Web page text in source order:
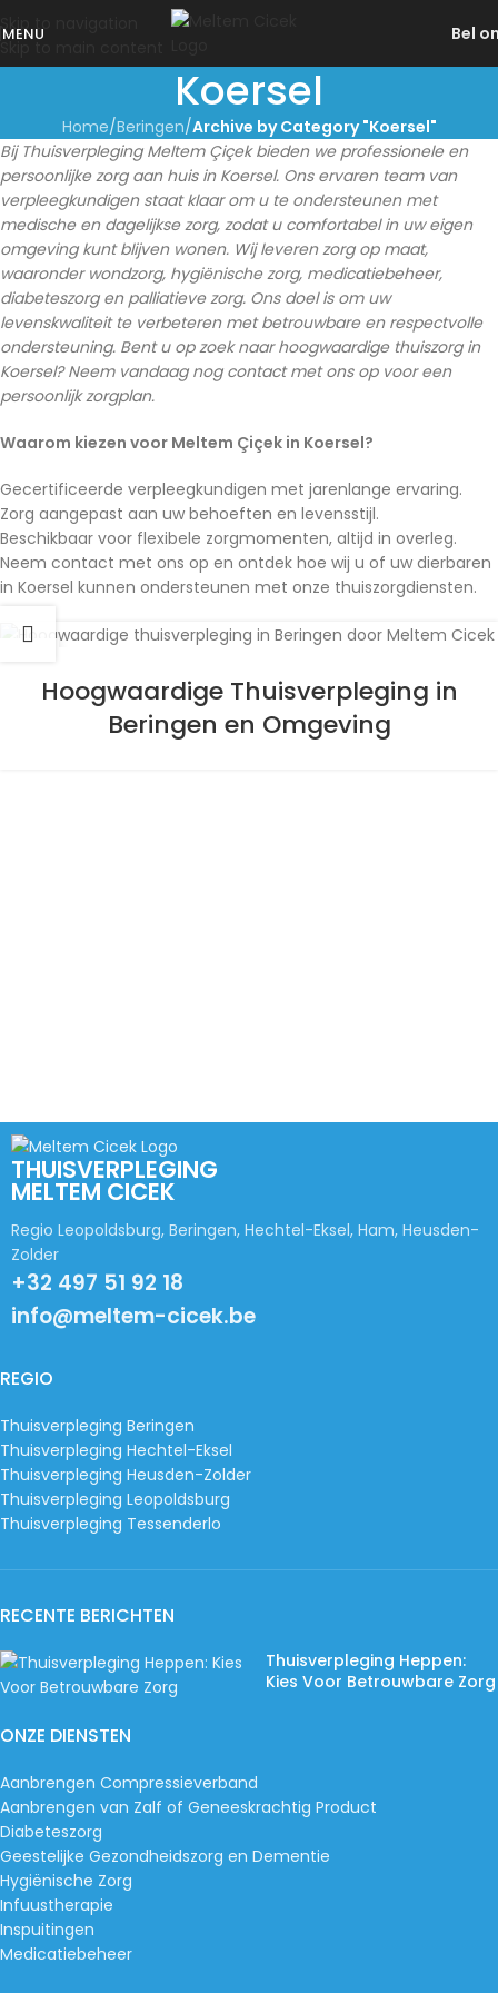
Skip to navigation
MENU Bel
Koersel
Home/Beringen/Archive by Category "Koersel"
Bij Thuisverpleging Meltem Çiçek bieden we professionele en
persoonlijke zorg aan huis in Koersel. Ons ervaren team van
verpleegkundigen staat klaar om u te ondersteunen met
medische en dagelijkse zorg, zodat u comfortabel in uw eigen
omgeving kunt blijven wonen. Wij leveren zorg op maat,
waaronder wondzorg, hygiënische zorg, medicatiebeheer,
diabeteszorg en palliatieve zorg. Ons doel is om uw
levenskwaliteit te verbeteren met betrouwbare en respectvolle
ondersteuning. Bent u op zoek naar hoogwaardige thuiszorg in
Koersel? Neem vandaag nog contact met ons op voor een
persoonlijk zorgplan.
Waarom kiezen voor Meltem Çiçek in Koersel?
Gecertificeerde verpleegkundigen met jarenlange ervaring.
Zorg aangepast aan uw behoeften en levensstijl.
Beschikbaar voor flexibele zorgmomenten, altijd in overleg.
Neem contact met ons op en ontdek hoe wij u of uw dierbaren
in Koersel kunnen ondersteunen met onze thuiszorgdiensten.
Hoogwaardige Thuisverpleging in
Beringen en Omgeving
THUISVERPLEGING
MELTEM CICEK
Regio Leopoldsburg, Beringen, Hechtel-Eksel, Ham, Heusden-
Zolder
+32 497 51 92 18
info@meltem-cicek.be
REGIO
Thuisverpleging Beringen
Thuisverpleging Hechtel-Eksel
Thuisverpleging Heusden-Zolder
Thuisverpleging Leopoldsburg
Thuisverpleging Tessenderlo
RECENTE BERICHTEN
Thuisverpleging Heppen:
Kies Voor Betrouwbare Zorg
ONZE DIENSTEN
Aanbrengen Compressieverband
Aanbrengen van Zalf of Geneeskrachtig Product
Diabeteszorg
Geestelijke Gezondheidszorg en Dementie
Hygiënische Zorg
Infuustherapie
Inspuitingen
Medicatiebeheer